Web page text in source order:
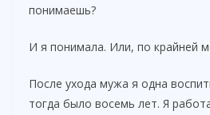
понимаешь?
И я понимала. Или, по крайней
После ухода мужа я одна
тогда было восемь лет. Я